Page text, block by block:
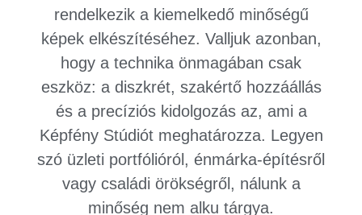
rendelkezik a kiemelkedő minőségű
képek elkészítéséhez. Valljuk azonban,
hogy a technika önmagában csak
eszköz: a diszkrét, szakértő hozzáállás
és a precíziós kidolgozás az, ami a
Képfény Stúdiót meghatározza. Legyen
szó üzleti portfólióról, énmárka-építésről
vagy családi örökségről, nálunk a
minőség nem alku tárgya.